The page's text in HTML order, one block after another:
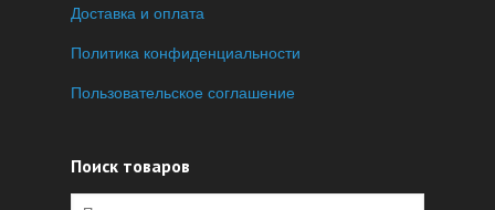
Доставка и оплата
Политика конфиденциальности
Пользовательское соглашение
Поиск товаров